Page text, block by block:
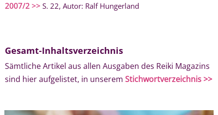
2007/2 >> S. 22, Autor: Ralf Hungerland
Gesamt-Inhaltsverzeichnis
Sämtliche Artikel aus allen Ausgaben des Reiki Magazins
sind hier aufgelistet, in unserem Stichwortverzeichnis >>